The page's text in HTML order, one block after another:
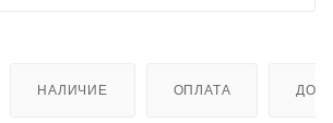
НАЛИЧИЕ ОПЛАТА